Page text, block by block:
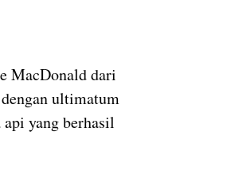
MacDonald dari
ultimatum
yang berhasil